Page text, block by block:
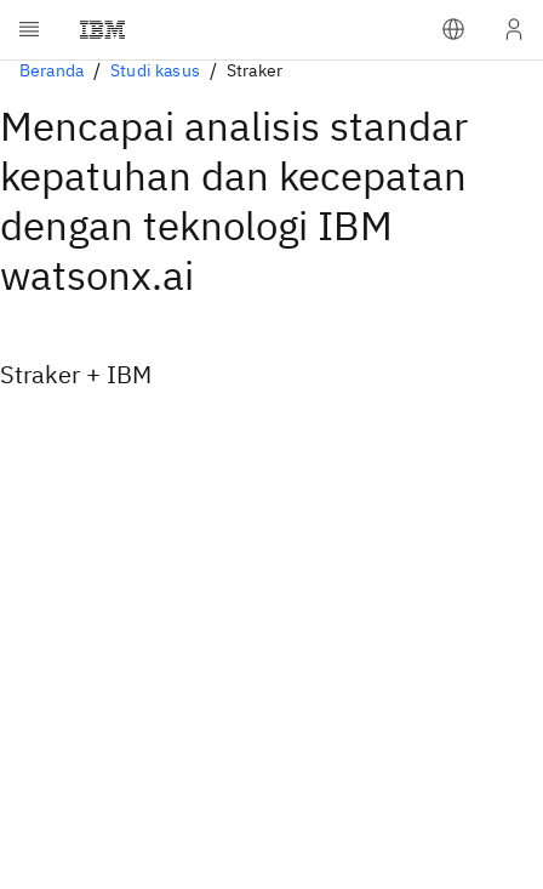
Beranda Studi kasus Straker
Mencapai analisis standar
kepatuhan dan kecepatan
dengan teknologi IBM
watsonx.ai
Straker + IBM